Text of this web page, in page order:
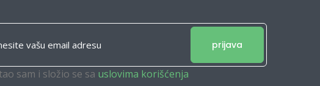
prijava
sam i složio se sa uslovima korišćenja